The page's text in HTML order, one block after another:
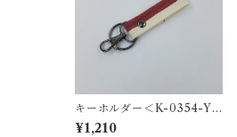
キーホルダー＜K-0354-Y
＞
¥1,210